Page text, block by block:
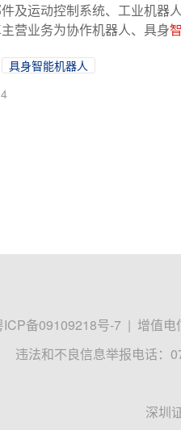
及运动控制系统、工业机器
营业务为协作机器人、具身
具身智能机器人
ICP备09109218号-7 | 增值电
违法和不良信息举报电话：
深圳